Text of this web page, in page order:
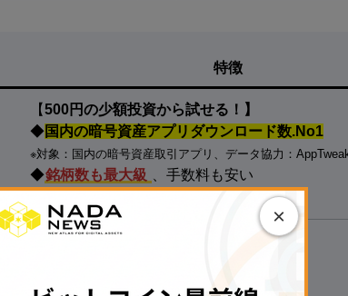
特徴
【500円の少額投資から試せる！】
◆国内の暗号資産アプリダウンロード数.No1
※対象：国内の暗号資産取引アプリ、データ協力：
◆銘柄数も最大級
、手数料も安い
【たくさんの銘柄で取引する人向け】
◆1万円以上の入金で現金1,000円獲得
×